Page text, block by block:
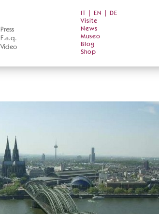
Press
F.a.q.
Video
IT EN
DE
Visite
News
Museo
Blog
Shop